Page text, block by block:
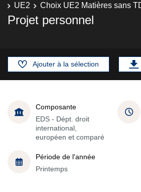
UE2
Choix UE2 Matières sans
Projet personnel
Ajouter à la sélection
Composante
EDS - Dépt. droit
international,
européen et comparé
Période de l'année
Printemps